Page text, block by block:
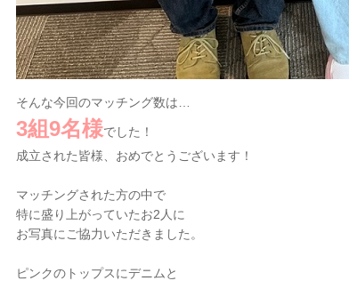
そんな今回のマッチング数は…
3組9名様でした！
成立された皆様、おめでとうございます！
マッチングされた方の中で
特に盛り上がっていたお2人に
お写真にご協力いただきました。
ピンクのトップスにデニムと